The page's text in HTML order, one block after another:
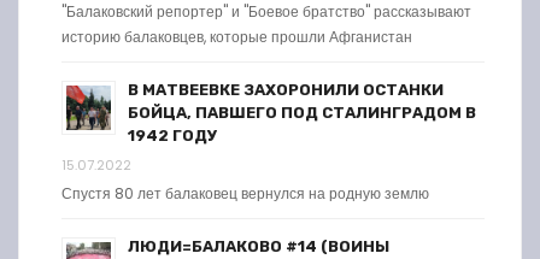
"Балаковский репортер" и "Боевое братство" рассказывают
историю балаковцев, которые прошли Афганистан
В МАТВЕЕВКЕ ЗАХОРОНИЛИ ОСТАНКИ
БОЙЦА, ПАВШЕГО ПОД СТАЛИНГРАДОМ В
1942 ГОДУ
15.07.2022
Спустя 80 лет балаковец вернулся на родную землю
ЛЮДИ=БАЛАКОВО #14 (ВОИНЫ